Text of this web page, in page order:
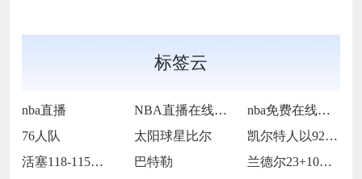
标签云
nba直播 NBA直播在线观看
nba免费在线高清直播
76人队
太阳球星比尔
凯尔特人以92-105不敌雷霆
活塞118-115逆转险胜开拓者
巴特勒
兰德尔23+10爱德华兹19中5 森林狼